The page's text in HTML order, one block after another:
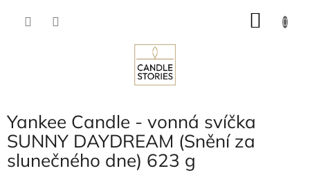
Yankee Candle - vonná svíčka
SUNNY DAYDREAM (Snění za
slunečného dne) 623 g